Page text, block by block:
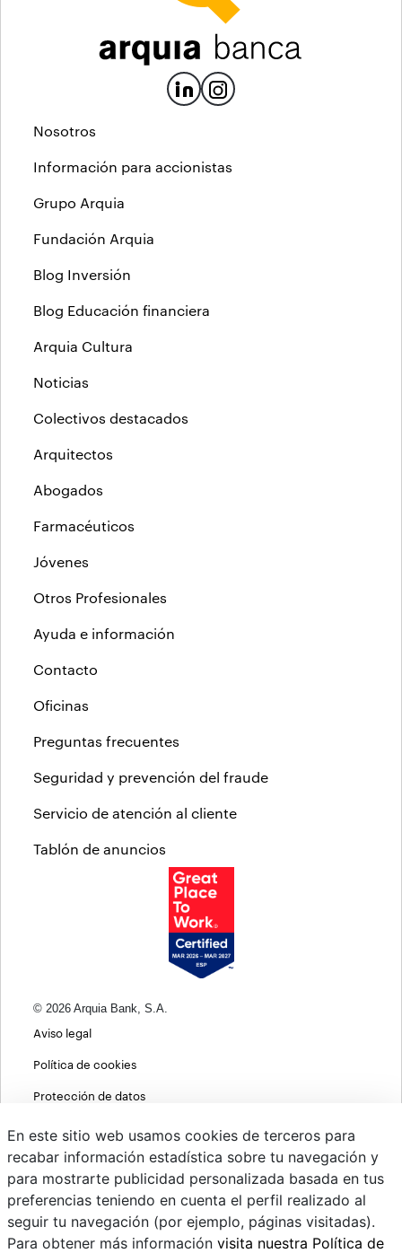
Nosotros
Información para accionistas
Grupo Arquia
Fundación Arquia
Blog Inversión
Blog Educación financiera
Arquia Cultura
Noticias
Colectivos destacados
Arquitectos
Abogados
Farmacéuticos
Jóvenes
Otros Profesionales
Ayuda e información
Contacto
Oficinas
Preguntas frecuentes
Seguridad y prevención del fraude
Servicio de atención al cliente
Tablón de anuncios
© 2026 Arquia Bank, S.A.
Aviso legal
Política de cookies
Protección de datos
Política de privacidad web
MIFID
PSD2
En este sitio web usamos cookies de terceros para
recabar información estadística sobre tu navegación y
para mostrarte publicidad personalizada basada en tus
preferencias teniendo en cuenta el perfil realizado al
seguir tu navegación (por ejemplo, páginas visitadas).
Para obtener más información visita nuestra Política de